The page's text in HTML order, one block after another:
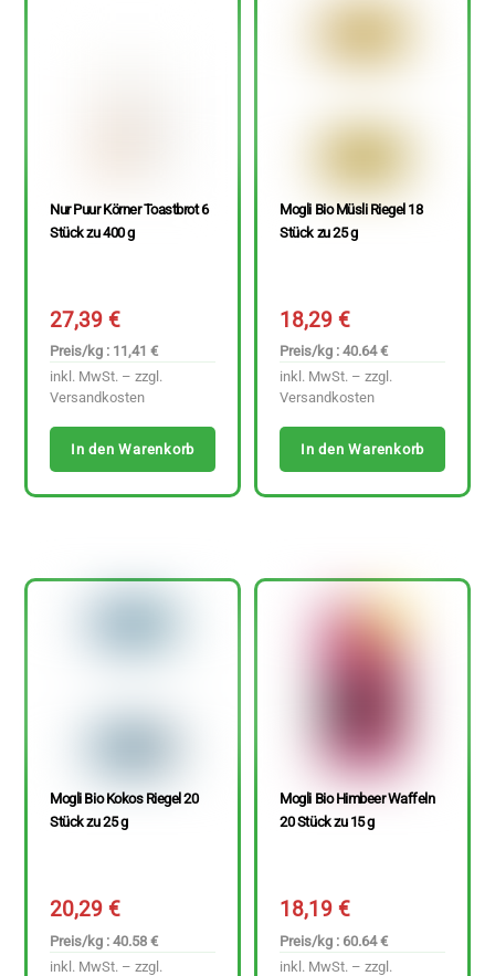
Nur Puur Körner Toastbrot 6
Stück zu 400 g
27,39€
Preis/kg : 11,41 €
inkl. MwSt. – zzgl.
Versandkosten
In den Warenkorb
Mogli Bio Müsli Riegel 18
Stück zu 25 g
18,29€
Preis/kg : 40.64 €
inkl. MwSt. – zzgl.
Versandkosten
In den Warenkorb
Mogli Bio Kokos Riegel 20
Stück zu 25 g
20,29€
Preis/kg : 40.58 €
inkl. MwSt. – zzgl.
Mogli Bio Himbeer Waffeln
20 Stück zu 15 g
18,19€
Preis/kg : 60.64 €
inkl. MwSt. – zzgl.